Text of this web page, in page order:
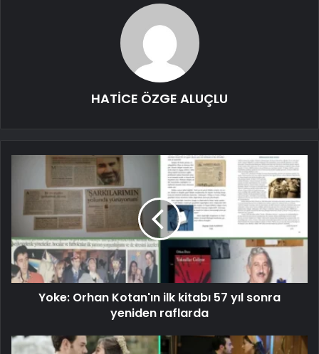
HATİCE ÖZGE ALUÇLU
Yoke: Orhan Kotan'ın ilk kitabı 57 yıl sonra
yeniden raflarda